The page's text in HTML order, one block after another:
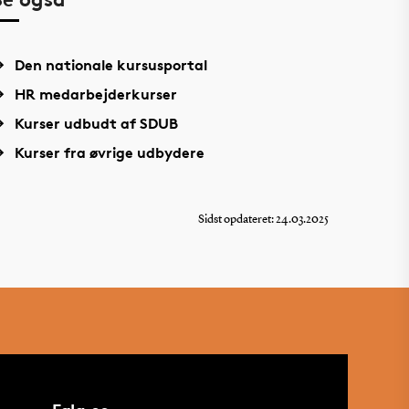
Den nationale kursusportal
HR medarbejderkurser
Kurser udbudt af SDUB
Kurser fra øvrige udbydere
Sidst opdateret: 24.03.2025